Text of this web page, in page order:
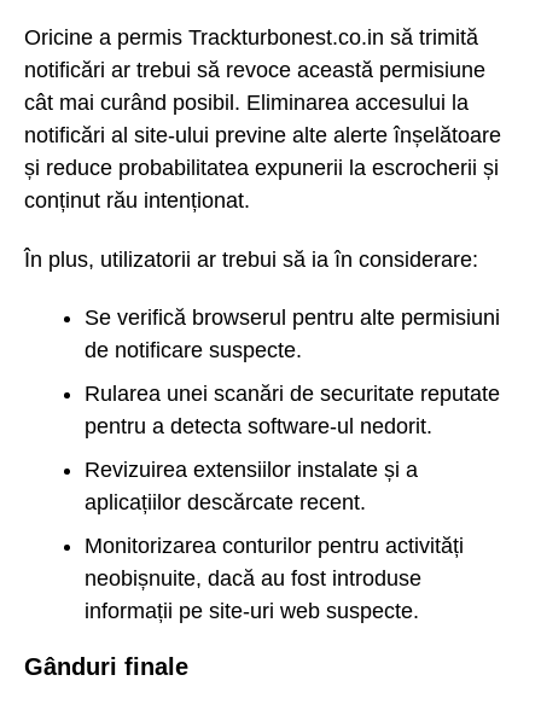
Oricine a permis Trackturbonest.co.in să trimită
notificări ar trebui să revoce această permisiune
cât mai curând posibil. Eliminarea accesului la
notificări al site-ului previne alte alerte înșelătoare
și reduce probabilitatea expunerii la escrocherii și
conținut rău intenționat.
În plus, utilizatorii ar trebui să ia în considerare:
Se verifică browserul pentru alte permisiuni
de notificare suspecte.
Rularea unei scanări de securitate reputate
pentru a detecta software-ul nedorit.
Revizuirea extensiilor instalate și a
aplicațiilor descărcate recent.
Monitorizarea conturilor pentru activități
neobișnuite, dacă au fost introduse
informații pe site-uri web suspecte.
Gânduri finale